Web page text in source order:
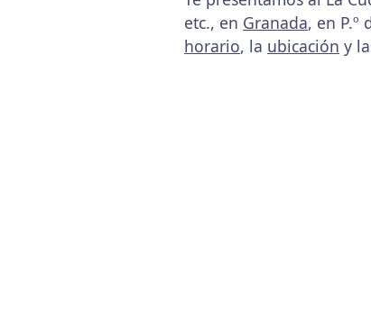
etc., en Granada, en P.º
horario, la ubicación y